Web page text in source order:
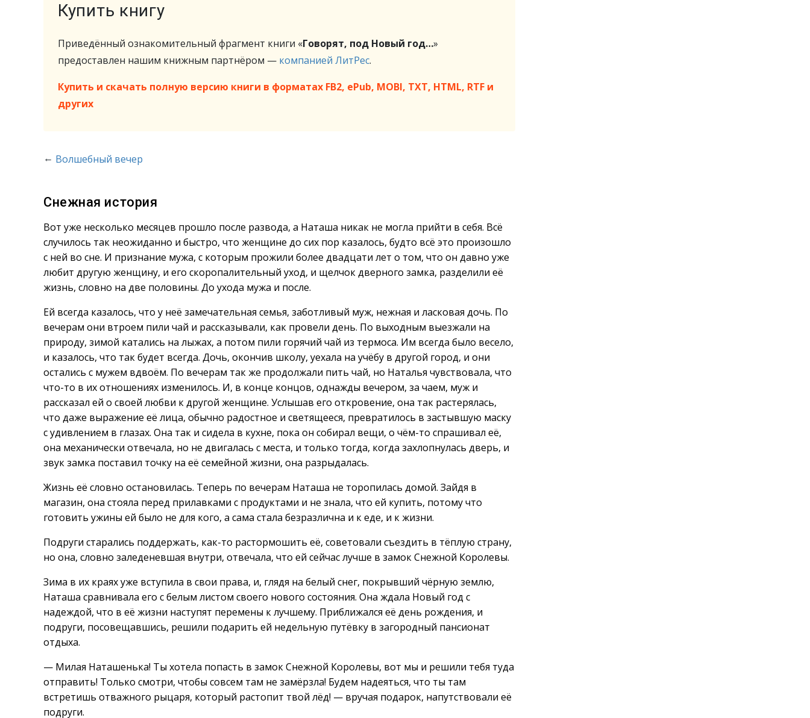
Купить книгу
Приведённый ознакомительный фрагмент книги «Говорят, под Новый год…»
предоставлен нашим книжным партнёром — компанией ЛитРес.
Купить и скачать полную версию книги в форматах FB2, ePub, MOBI, TXT, HTML, RTF и
других
← Волшебный вечер
Снежная история
Вот уже несколько месяцев прошло после развода, а Наташа никак не могла прийти в себя. Всё
случилось так неожиданно и быстро, что женщине до сих пор казалось, будто всё это произошло
с ней во сне. И признание мужа, с которым прожили более двадцати лет о том, что он давно уже
любит другую женщину, и его скоропалительный уход, и щелчок дверного замка, разделили её
жизнь, словно на две половины. До ухода мужа и после.
Ей всегда казалось, что у неё замечательная семья, заботливый муж, нежная и ласковая дочь. По
вечерам они втроем пили чай и рассказывали, как провели день. По выходным выезжали на
природу, зимой катались на лыжах, а потом пили горячий чай из термоса. Им всегда было весело,
и казалось, что так будет всегда. Дочь, окончив школу, уехала на учёбу в другой город, и они
остались с мужем вдвоём. По вечерам так же продолжали пить чай, но Наталья чувствовала, что
что-то в их отношениях изменилось. И, в конце концов, однажды вечером, за чаем, муж и
рассказал ей о своей любви к другой женщине. Услышав его откровение, она так растерялась,
что даже выражение её лица, обычно радостное и светящееся, превратилось в застывшую маску
с удивлением в глазах. Она так и сидела в кухне, пока он собирал вещи, о чём-то спрашивал её,
она механически отвечала, но не двигалась с места, и только тогда, когда захлопнулась дверь, и
звук замка поставил точку на её семейной жизни, она разрыдалась.
Жизнь её словно остановилась. Теперь по вечерам Наташа не торопилась домой. Зайдя в
магазин, она стояла перед прилавками с продуктами и не знала, что ей купить, потому что
готовить ужины ей было не для кого, а сама стала безразлична и к еде, и к жизни.
Подруги старались поддержать, как-то растормошить её, советовали съездить в тёплую страну,
но она, словно заледеневшая внутри, отвечала, что ей сейчас лучше в замок Снежной Королевы.
Зима в их краях уже вступила в свои права, и, глядя на белый снег, покрывший чёрную землю,
Наташа сравнивала его с белым листом своего нового состояния. Она ждала Новый год с
надеждой, что в её жизни наступят перемены к лучшему. Приближался её день рождения, и
подруги, посовещавшись, решили подарить ей недельную путёвку в загородный пансионат
отдыха.
— Милая Наташенька! Ты хотела попасть в замок Снежной Королевы, вот мы и решили тебя туда
отправить! Только смотри, чтобы совсем там не замёрзла! Будем надеяться, что ты там
встретишь отважного рыцаря, который растопит твой лёд! — вручая подарок, напутствовали её
подруги.